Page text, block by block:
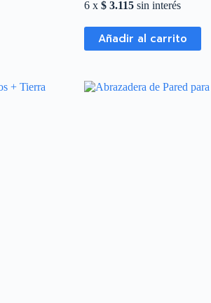
6 x$ 3.115 sin interés
Añadir al carrito